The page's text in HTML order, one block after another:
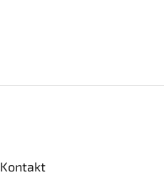
Kontakt